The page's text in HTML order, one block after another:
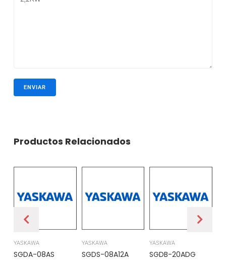
Productos Relacionados
YASKAWA
SGDA-08AS
YASKAWA
SGDS-08A12A
YASKAWA
SGDB-20ADG